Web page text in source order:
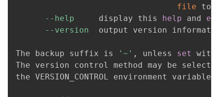
file to
--help
     display this
help and
--version
output version
The backup suffix is '~' , unless set
The version control method may be
the VERSION_CONTROL environment